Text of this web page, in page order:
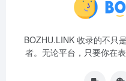
BOZHU.LINK 收录的不只
者。无论平台，只要你在